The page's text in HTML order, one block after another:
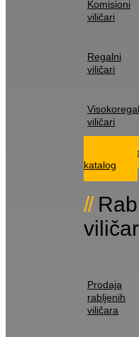
Komisioni
viličari
Regalni
viličari
viličari
katalog
Prodaja
rabljenih
viličara